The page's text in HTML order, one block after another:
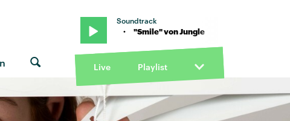
Soundtrack
von Jungle · "Smile" von Jungle
Live Playlist